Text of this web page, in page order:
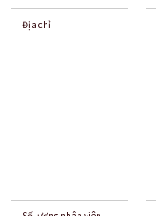
Địa chỉ